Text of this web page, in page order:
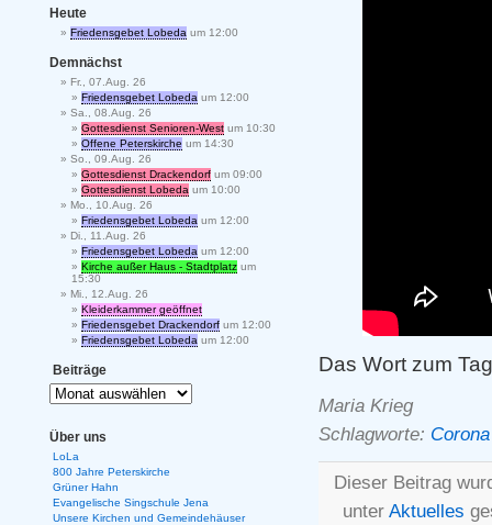
Das Wort zum
Maria Krieg
Schlagworte: Corona
Dieser Beitrag
unter Aktuelles
Heute
Friedensgebet Lobeda um 12:00
Demnächst
Fr., 07.Aug. 26
Friedensgebet Lobeda um 12:00
Sa., 08.Aug. 26
Gottesdienst Senioren-West um 10:30
Offene Peterskirche um 14:30
So., 09.Aug. 26
Gottesdienst Drackendorf um 09:00
Gottesdienst Lobeda um 10:00
Mo., 10.Aug. 26
Friedensgebet Lobeda um 12:00
Di., 11.Aug. 26
Friedensgebet Lobeda um 12:00
Kirche außer Haus - Stadtplatz um
15:30
Mi., 12.Aug. 26
Kleiderkammer geöffnet
Friedensgebet Drackendorf um 12:00
Friedensgebet Lobeda um 12:00
Beiträge
Über uns
LoLa
800 Jahre Peterskirche
Grüner Hahn
Evangelische Singschule Jena
Unsere Kirchen und Gemeindehäuser